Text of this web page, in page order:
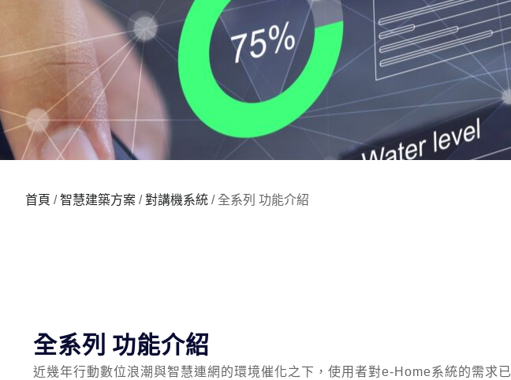
首頁 /智慧建築⽅案 /對講機系統 / 全系列 功能介紹
全系列 功能介紹
近幾年行動數位浪潮與智慧連網的環境催化之下，使用者對e-Home系統的需求已